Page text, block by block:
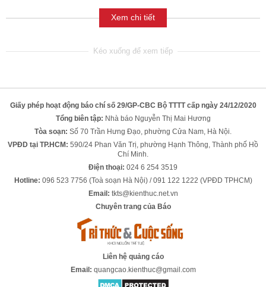
Xem chi tiết
Giấy phép hoạt động báo chí số 29/GP-CBC Bộ TTTT cấp ngày 24/12/2020
Tổng biên tập: Nhà báo Nguyễn Thị Mai Hương
Tòa soạn: Số 70 Trần Hưng Đạo, phường Cửa Nam, Hà Nội.
VPĐD tại TP.HCM: 590/24 Phan Văn Trị, phường Hạnh Thông, Thành phố Hồ
Chí Minh.
Điện thoại: 024 6 254 3519
Hotline: 096 523 7756 (Toà soạn Hà Nội) / 091 122 1222 (VPĐD TPHCM)
Email: tkts@kienthuc.net.vn
Chuyên trang của Báo
Liên hệ quảng cáo
Email: quangcao.kienthuc@gmail.com